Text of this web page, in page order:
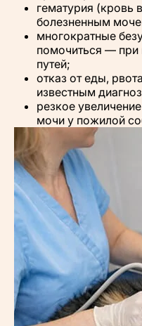
гематурия (кровь
болезненным
многократные
помочиться — при
путей;
отказ от еды,
известным
резкое
мочи у пожилой